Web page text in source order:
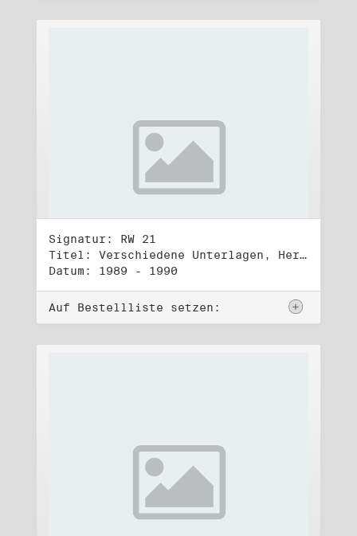
Signatur: RW 21
Titel: Verschiedene Unterlagen, Herbst 1989 bis Herbst 1990
Datum: 1989 - 1990
Auf Bestellliste setzen: